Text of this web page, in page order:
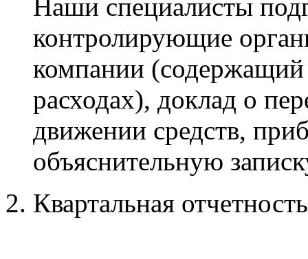
Наши специалисты
контролирующие
компании
расходах), доклад о
движении средств,
объяснительную
Квартальная